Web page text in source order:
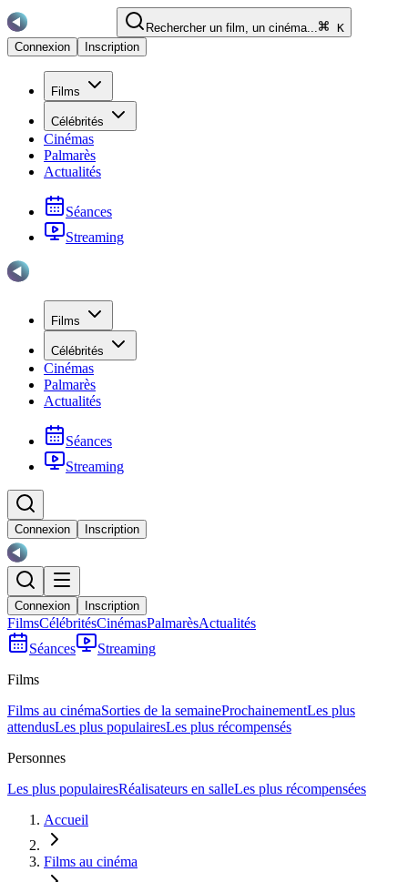
Rechercher un film, un cinéma...
K
Connexion
Inscription
Films
Célébrités
Cinémas
Palmarès
Actualités
Séances
Streaming
Films
Célébrités
Cinémas
Palmarès
Actualités
Séances
Streaming
Connexion Inscription
Connexion Inscription
FilmsCélébritésCinémasPalmarèsActualités
Séances
Streaming
Films
Films au cinémaSorties de la semaineProchainementLes plus
attendusLes plus populairesLes plus récompensés
Personnes
Les plus populairesRéalisateurs en salleLes plus récompensées
Accueil
Films au cinéma